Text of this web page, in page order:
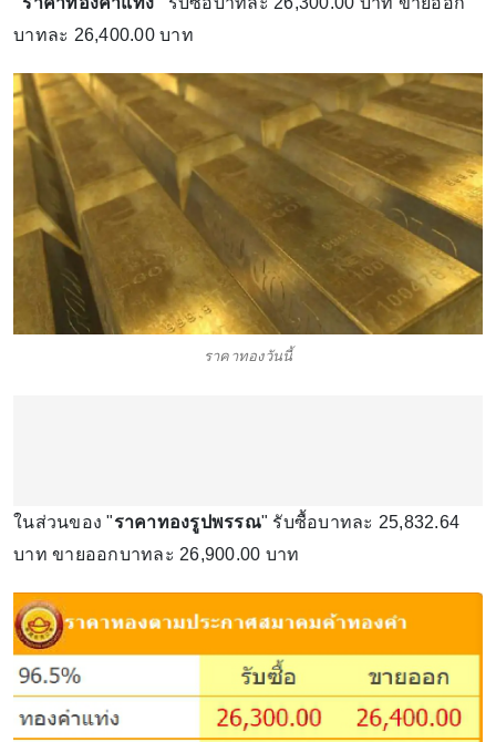
บาทละ 26,400.00 บาท
ราคาทองวันนี้
ในส่วนของ "ราคาทองรูปพรรณ" รับซื้อบาทละ 25,832.64
บาท ขายออกบาทละ 26,900.00 บาท